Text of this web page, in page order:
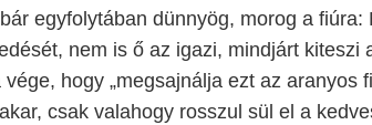
egyfolytában dünnyög, morog a fiúra:
nem is ő az igazi, mindjárt kiteszi
hogy „megsajnálja ezt az aranyos
csak valahogy rosszul sül el a